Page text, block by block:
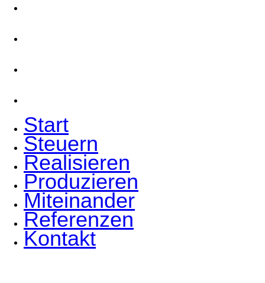
Start
Steuern
Realisieren
Produzieren
Miteinander
Referenzen
Kontakt